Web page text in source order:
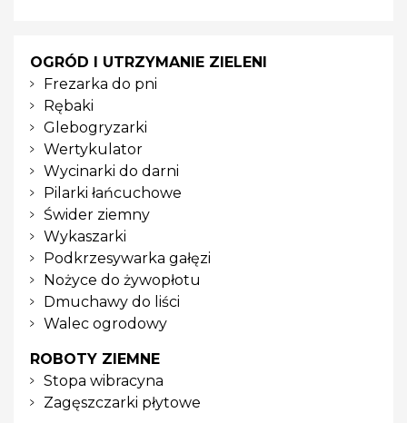
OGRÓD I UTRZYMANIE ZIELENI
Frezarka do pni
Rębaki
Glebogryzarki
Wertykulator
Wycinarki do darni
Pilarki łańcuchowe
Świder ziemny
Wykaszarki
Podkrzesywarka gałęzi
Nożyce do żywopłotu
Dmuchawy do liści
Walec ogrodowy
ROBOTY ZIEMNE
Stopa wibracyna
Zagęszczarki płytowe